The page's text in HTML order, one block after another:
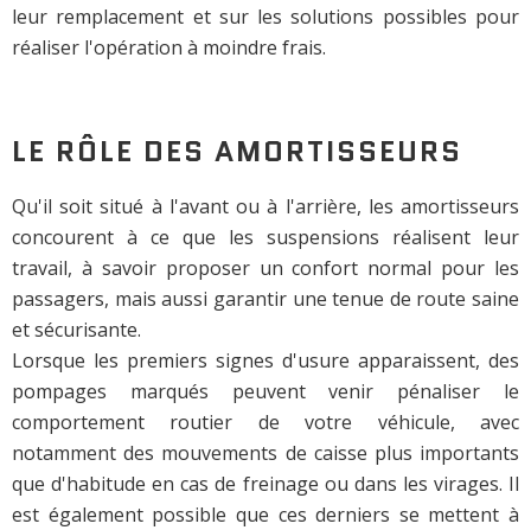
leur remplacement et sur les solutions possibles pour
réaliser l'opération à moindre frais.
LE RÔLE DES AMORTISSEURS
Qu'il soit situé à l'avant ou à l'arrière, les amortisseurs
concourent à ce que les suspensions réalisent leur
travail, à savoir proposer un confort normal pour les
passagers, mais aussi garantir une tenue de route saine
et sécurisante.
Lorsque les premiers signes d'usure apparaissent, des
pompages marqués peuvent venir pénaliser le
comportement routier de votre véhicule, avec
notamment des mouvements de caisse plus importants
que d'habitude en cas de freinage ou dans les virages. Il
est également possible que ces derniers se mettent à